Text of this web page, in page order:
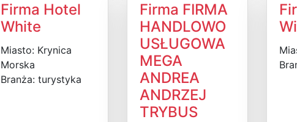
Firma Hotel
White
Miasto: Krynica
Morska
Branża: turystyka
Firma FIRMA
HANDLOWO
USŁUGOWA
MEGA
ANDREA
ANDRZEJ
TRYBUS